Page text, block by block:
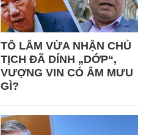
TÔ LÂM VỪA NHẬN CHỦ
TỊCH ĐÃ DÍNH „DỚP“,
VƯỢNG VIN CÓ ÂM MƯU
GÌ?